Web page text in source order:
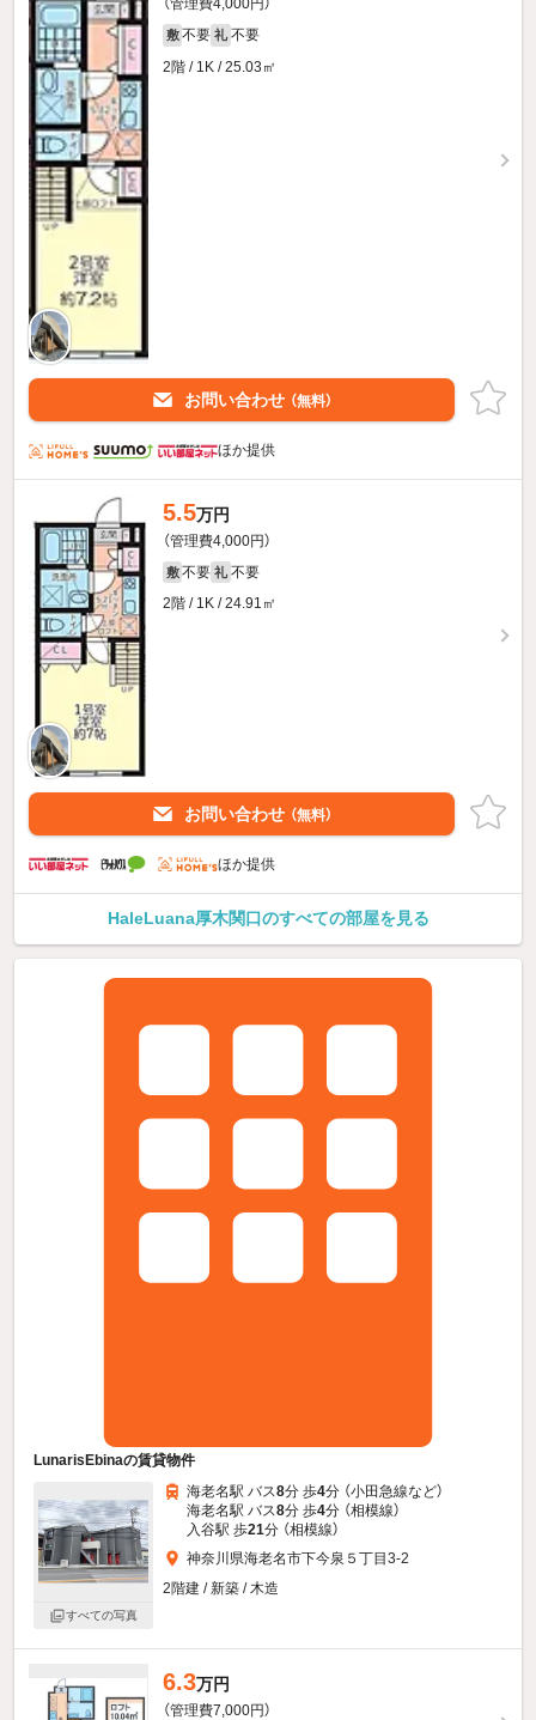
（管理費4,000円）
敷 不要 礼 不要
2階 / 1K / 25.03㎡
お問い合わせ （無料）
ほか提供
5.5万円
（管理費4,000円）
敷 不要 礼 不要
2階 / 1K / 24.91㎡
お問い合わせ （無料）
ほか提供
HaleLuana厚木関口のすべての部屋を見る
LunarisEbinaの賃貸物件
すべての写真
海老名駅 バス8分 歩4分 （小田急線など）
海老名駅 バス8分 歩4分 （相模線）
入谷駅 歩21分 （相模線）
神奈川県海老名市下今泉５丁目3-2
2階建 / 新築 / 木造
6.3万円
（管理費7,000円）